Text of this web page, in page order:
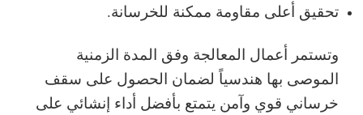
تحقيق أعلى مقاومة ممكنة للخرسانة.
وتستمر أعمال المعالجة وفق المدة الزمنية
الموصى بها هندسياً لضمان الحصول على سقف
خرساني قوي وآمن يتمتع بأفضل أداء إنشائي على